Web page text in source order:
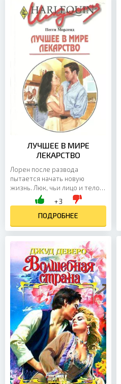
ЛУЧШЕЕ В МИРЕ
ЛЕКАРСТВО
Лорен после развода
пытается начать новую
жизнь. Люк, чьи лицо и тело
обезображены шрамами,
страдает из-за своего
уродства. Что поможет им
избавиться...
+3
ПОДРОБНЕЕ